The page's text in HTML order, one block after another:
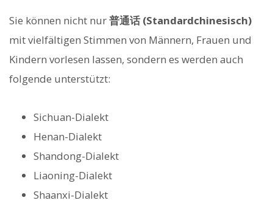
Sie können nicht nur普通话 (Standardchinesisch)
mit vielfältigen Stimmen von Männern, Frauen und
Kindern vorlesen lassen, sondern es werden auch
folgende unterstützt:
Sichuan-Dialekt
Henan-Dialekt
Shandong-Dialekt
Liaoning-Dialekt
Shaanxi-Dialekt